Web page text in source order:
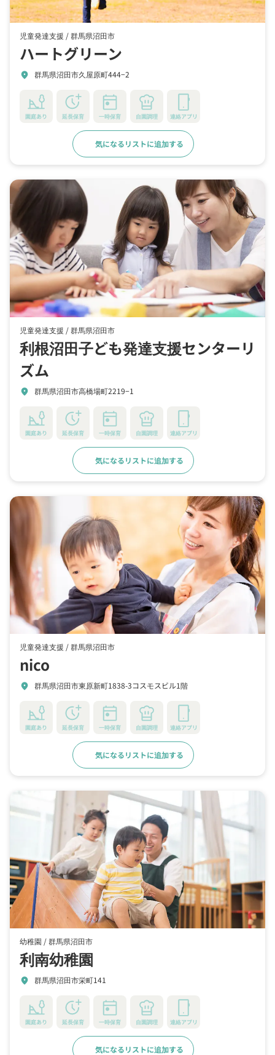
児童発達支援 /群馬県沼田市
ハートグリーン
location_on 群馬県沼田市久屋原町444−2
園庭あり 延長保育 一時保育 自園調理 連絡アプリ
気になるリストに追加する
児童発達支援 /群馬県沼田市
利根沼田子ども発達支援センターリ
ズム
location_on 群馬県沼田市高橋場町2219−1
園庭あり 延長保育 一時保育 自園調理 連絡アプリ
気になるリストに追加する
児童発達支援 /群馬県沼田市
nico
location_on 群馬県沼田市東原新町1838-3コスモスビル1階
園庭あり 延長保育 一時保育 自園調理 連絡アプリ
気になるリストに追加する
幼稚園 /群馬県沼田市
利南幼稚園
location_on 群馬県沼田市栄町141
園庭あり 延長保育 一時保育 自園調理 連絡アプリ
気になるリストに追加する